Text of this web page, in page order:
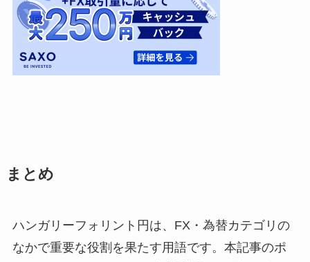
まとめ
ハンガリーフォリント円は、FX・為替カテゴリの
なかで重要な役割を果たす用語です。本記事のポ